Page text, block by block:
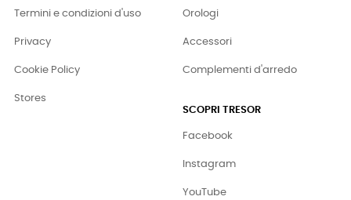
Termini e condizioni d'uso
Privacy
Cookie Policy
Stores
Orologi
Accessori
Complementi d'arredo
SCOPRI TRESOR
Facebook
Instagram
YouTube